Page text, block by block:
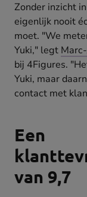
Zonder inzicht
eigenlijk nooit
moet. "We
Yuki," legt
bij 4Figures.
Yuki, maar
contact met
Een
van 9,7